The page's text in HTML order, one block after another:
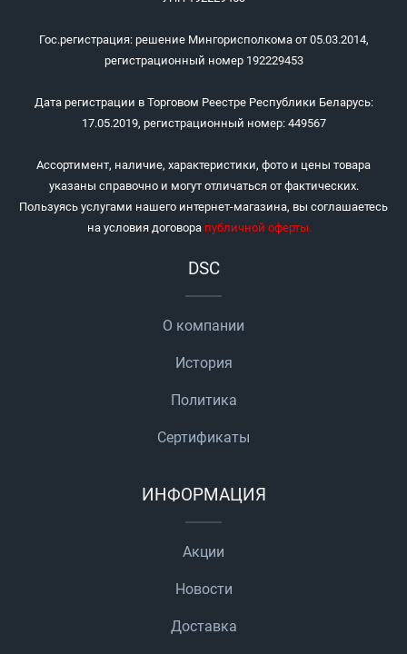
Гос.регистрация: решение Мингорисполкома от 05.03.2014,
регистрационный номер 192229453
Дата регистрации в Торговом Реестре Республики Беларусь:
17.05.2019, регистрационный номер: 449567
Ассортимент, наличие, характеристики, фото и цены товара
указаны справочно и могут отличаться от фактических.
Пользуясь услугами нашего интернет-магазина, вы соглашаетесь
на условия договора публичной оферты.
DSC
О компании
История
Политика
Сертификаты
ИНФОРМАЦИЯ
Акции
Новости
Доставка